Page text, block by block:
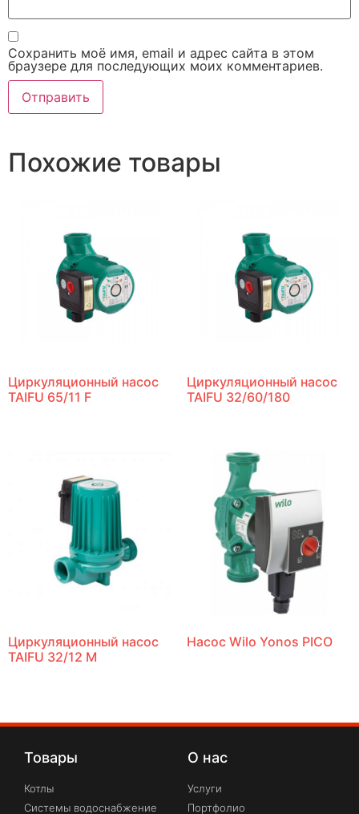
Сохранить моё имя, email и адрес сайта в этом
браузере для последующих моих комментариев.
Похожие товары
Циркуляционный насос
TAIFU 65/11 F
Циркуляционный насос
TAIFU 32/60/180
Циркуляционный насос
TAIFU 32/12 M
Насос Wilo Yonos PICO
Товары
Котлы
Системы водоснабжение
О нас
Услуги
Портфолио